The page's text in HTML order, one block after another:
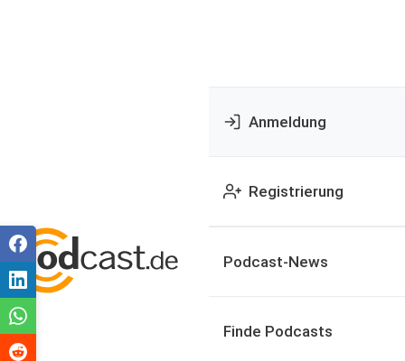
Anmeldung
Registrierung
Podcast-News
Finde Podcasts